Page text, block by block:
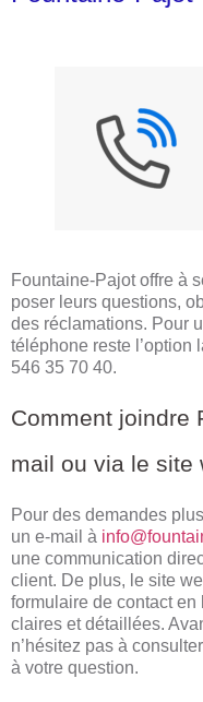
Fountaine-Pajot offre à
poser leurs questions,
des réclamations. Pour
téléphone reste l’option
546 35 70 40.
Comment joindre
mail ou via le site
Pour des demandes
un e-mail à
une communication
client. De plus, le site
formulaire de contact
claires et détaillées.
n’hésitez pas à
à votre question.